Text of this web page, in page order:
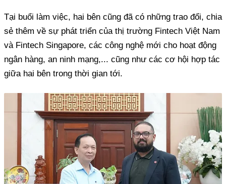
Tại buổi làm việc, hai bên cũng đã có những trao đổi, chia
sẻ thêm về sự phát triển của thị trường Fintech Việt Nam
và Fintech Singapore, các công nghệ mới cho hoạt động
ngân hàng, an ninh mạng,... cũng như các cơ hội hợp tác
giữa hai bên trong thời gian tới.